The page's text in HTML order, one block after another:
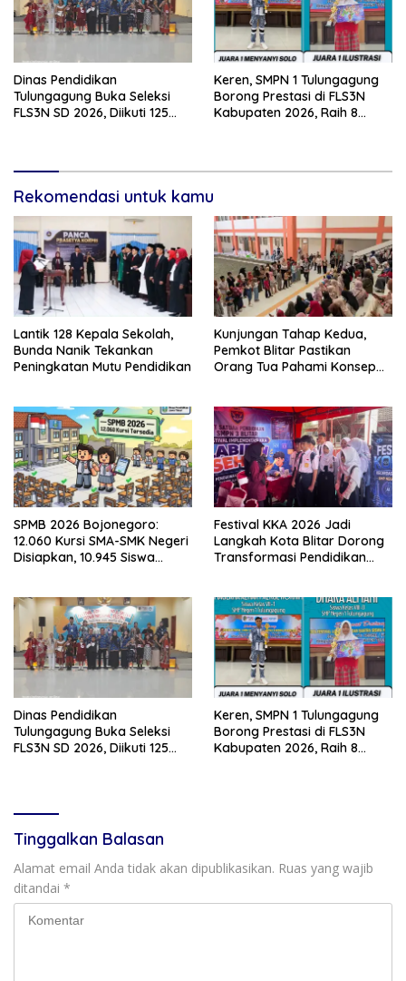
Dinas Pendidikan
Tulungagung Buka Seleksi
FLS3N SD 2026, Diikuti 125
Keren, SMPN 1 Tulungagung
Borong Prestasi di FLS3N
Kabupaten 2026, Raih 8
Rekomendasi untuk kamu
Lantik 128 Kepala Sekolah,
Bunda Nanik Tekankan
Peningkatan Mutu Pendidikan
Kunjungan Tahap Kedua,
Pemkot Blitar Pastikan
Orang Tua Pahami Konsep
SPMB 2026 Bojonegoro:
12.060 Kursi SMA-SMK Negeri
Disiapkan, 10.945 Siswa
Festival KKA 2026 Jadi
Langkah Kota Blitar Dorong
Transformasi Pendidikan
Dinas Pendidikan
Tulungagung Buka Seleksi
FLS3N SD 2026, Diikuti 125
Keren, SMPN 1 Tulungagung
Borong Prestasi di FLS3N
Kabupaten 2026, Raih 8
Tinggalkan Balasan
Alamat email Anda tidak akan dipublikasikan. Ruas yang wajib
ditandai *